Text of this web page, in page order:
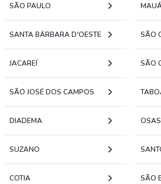
SÃO PAULO
SANTA BÁRBARA D'OESTE SÃO
JACAREÍ SÃO
SÃO JOSÉ DOS CAMPOS
DIADEMA
SUZANO
COTIA
SÃO